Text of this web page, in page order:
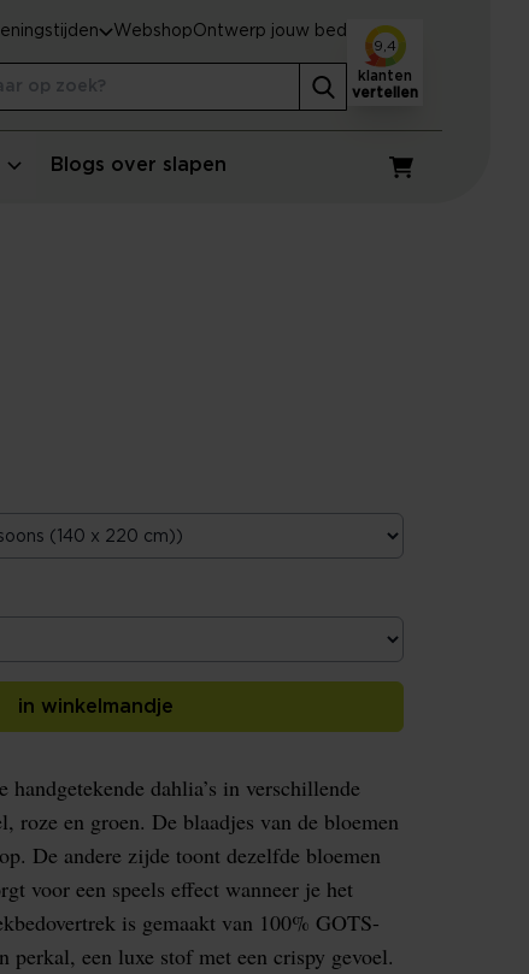
Blogs over slapen
Winkelwagen
WebshopOntwerp jouw bed
9,4
klanten
vertellen
in winkelmandje
dahlia’s in verschillende
roze en groen. De blaadjes van de bloemen
De andere zijde toont dezelfde bloemen
voor een speels effect wanneer je het
is gemaakt van 100% GOTS-
perkal, een luxe stof met een crispy gevoel.